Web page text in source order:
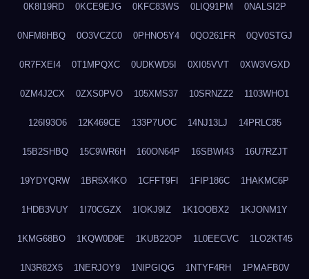
0K8I19RD 0KCE9EJG 0KFC83WS 0LIQ91PM 0NALSI2P
0NFM8HBQ 0O3VCZC0 0PHNO5Y4 0QO261FR 0QV0STGJ
0R7FXEI4 0T1MPQXC 0UDKWD5I 0XI05VVT 0XW3VGXD
0ZM4J2CX 0ZXS0PVO 105XMS37 10SRNZZ2 1103WHO1
126I93O6 12K469CE 133P7UOC 14NJ13LJ 14PRLC85
15B2SHBQ 15C9WR6H 160ON64P 16SBWI43 16U7RZJT
19YDYQRW 1BR5X4KO 1CFFT9FI 1FIP186C 1HAKMC6P
1HDB3VUY 1I70CGZX 1IOKJ9IZ 1K1OOBX2 1KJONM1Y
1KMG68BO 1KQW0D9E 1KUB22OP 1L0EECVC 1LO2KT45
1N3R82X5 1NERJOY9 1NIPGIQG 1NTYF4RH 1PMAFB0V